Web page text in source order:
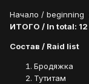
Начало / beginning
ИТОГО / In total: 12
Состав / Raid list
Бродяжка
Тутитам